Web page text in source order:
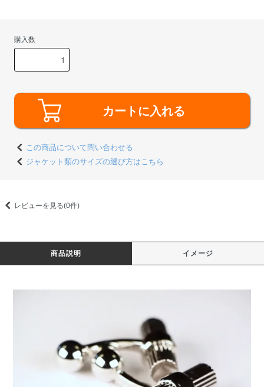
購入数
カートに入れる
この商品について問い合わせる
ジャケット類のサイズの選び方はこちら
レビューを見る(0件)
商品説明 イメージ